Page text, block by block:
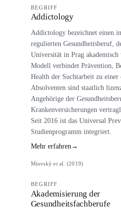
BEGRIFF
Addictology
Addictology bezeichnet einen
regulierten Gesundheitsberuf,
Universität in Prag
Modell verbindet Prävention,
Health der Suchtarbeit zu einer
Absolventen sind staatlich
Angehörige der
Krankenversicherungen
Seit 2016 ist das Universal
Studienprogramm integriert.
Mehr erfahren →
Miovský et al. (2019)
BEGRIFF
Akademisierung der
Gesundheitsfachberufe